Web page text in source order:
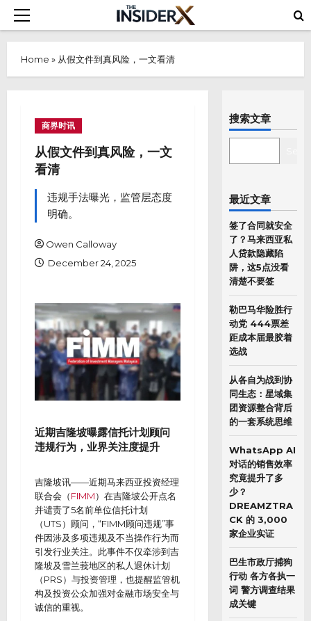
Skip
Primary
Home » 从假文件到真风险，一文看清
商界时讯
从假文件到真风险，一文
看清
违规手法曝光，监管层态度
明确。
Owen Calloway
December 24, 2025
近期吉隆坡曝露信托计划顾问
违规行为，业界关注度提升
吉隆坡讯——近期马来西亚投资经理
联合会（FIMM）在吉隆坡公开点名
并谴责了5名前单位信托计划
（UTS）顾问，“FIMM顾问违规”事
件因涉及多项违规及不当操作行为而
引发行业关注。此事件不仅牵涉到吉
隆坡及雪兰莪地区的私人退休计划
（PRS）与投资管理，也提醒监管机
构及投资公众加强对金融市场安全与
诚信的重视。
搜索文章
最近文章
签了合同就安全
了？马来西亚私
人贷款隐藏陷
阱，这5点没看
清楚不要签
勒巴马华险胜行
动党 444票差
距成本届最胶着
选战
从各自为战到协
同生态：星域集
团资源整合背后
的一套系统思维
WhatsApp AI
对话的销售效率
究竟提升了多
少？
DREAMZTRA
CK 的 3,000
家企业实证
巴生市政厅捕狗
行动 各方各执一
词 警方调查结果
成关键